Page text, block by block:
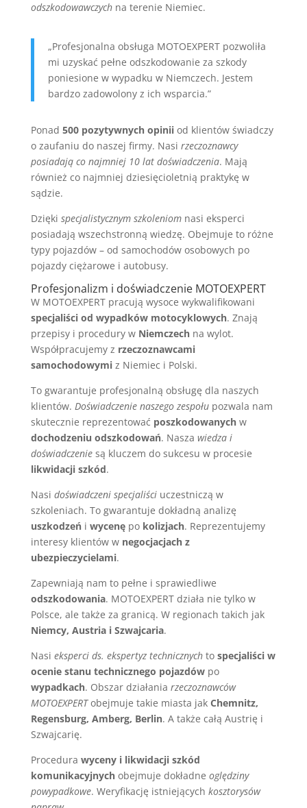
odszkodowawczychna terenie Niemiec.
„Profesjonalna obsługa MOTOEXPERT pozwoliła
mi uzyskać pełne odszkodowanie za szkody
poniesione w wypadku w Niemczech. Jestem
bardzo zadowolony z ich wsparcia.”
Ponad 500 pozytywnych opiniiod klientów świadczy
o zaufaniu do naszej firmy. Nasi rzeczoznawcy
posiadają co najmniej 10 lat doświadczenia. Mają
również co najmniej dziesięcioletnią praktykę w
sądzie.
Dzięki specjalistycznym szkoleniomnasi eksperci
posiadają wszechstronną wiedzę. Obejmuje to różne
typy pojazdów – od samochodów osobowych po
pojazdy ciężarowe i autobusy.
Profesjonalizm i doświadczenie MOTOEXPERT
W MOTOEXPERT pracują wysoce wykwalifikowani
specjaliści od wypadków motocyklowych. Znają
przepisy i procedury w Niemczechna wylot.
Współpracujemy z rzeczoznawcami
samochodowymiz Niemiec i Polski.
To gwarantuje profesjonalną obsługę dla naszych
klientów. Doświadczenie naszego zespołupozwala nam
skutecznie reprezentować poszkodowanychw
dochodzeniu odszkodowań. Nasza wiedza i
doświadczeniesą kluczem do sukcesu w procesie
likwidacji szkód.
Nasi doświadczeni specjaliściuczestniczą w
szkoleniach. To gwarantuje dokładną analizę
uszkodzeńi wycenępo kolizjach. Reprezentujemy
interesy klientów w negocjacjach z
ubezpieczycielami.
Zapewniają nam to pełne i sprawiedliwe
odszkodowania. MOTOEXPERT działa nie tylko w
Polsce, ale także za granicą. W regionach takich jak
Niemcy, Austria i Szwajcaria.
Nasi eksperci ds. ekspertyz technicznychto specjaliści w
ocenie stanu technicznego pojazdówpo
wypadkach. Obszar działania rzeczoznawców
MOTOEXPERTobejmuje takie miasta jak Chemnitz,
Regensburg, Amberg, Berlin. A także całą Austrię i
Szwajcarię.
Procedura wyceny i likwidacji szkód
komunikacyjnychobejmuje dokładne oględziny
powypadkowe. Weryfikację istniejących kosztorysów